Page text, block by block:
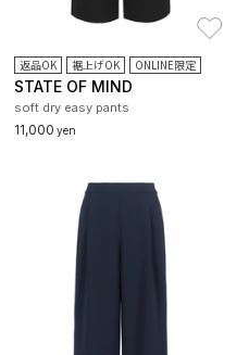
返品OK 裾上げOK ONLINE限定
STATE OF MIND
soft dry easy pants
11,000 yen